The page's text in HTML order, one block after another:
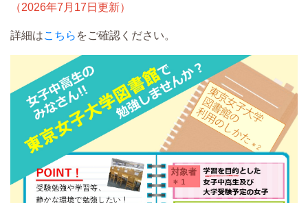
（2026年7月17日更新）
詳細はこちら をご確認ください。